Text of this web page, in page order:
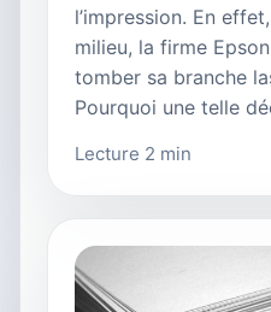
l’impression. En
milieu, la firme
tomber sa branche
Pourquoi une telle
Lecture 2 min